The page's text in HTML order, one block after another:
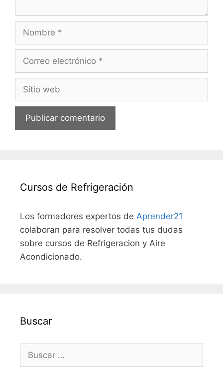
Nombre
Correo
Sitio
Cursos de Refrigeración
Los formadores expertos de Aprender21
colaboran para resolver todas tus dudas
sobre cursos de Refrigeracion y Aire
Acondicionado.
Buscar
Buscar: